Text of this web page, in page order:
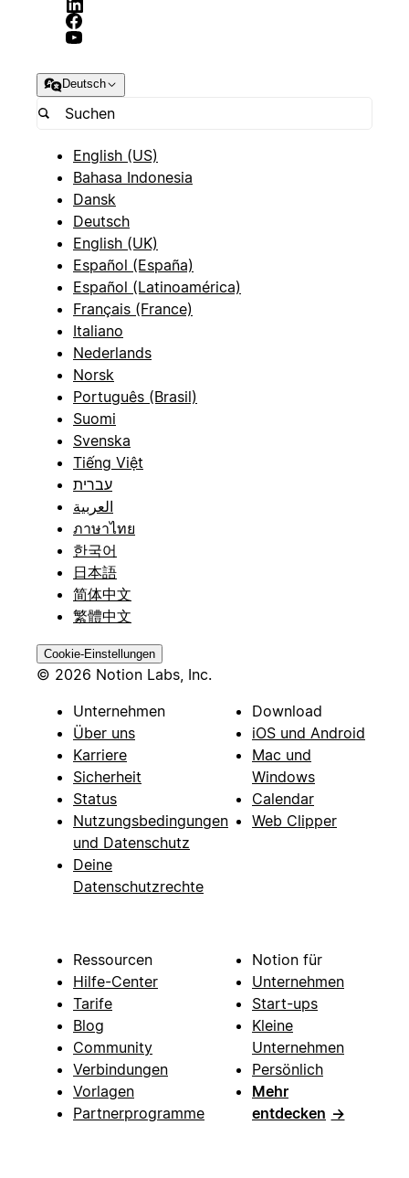
Deutsch
English (US)
Bahasa Indonesia
Dansk
Deutsch
English (UK)
Español (España)
Español (Latinoamérica)
Français (France)
Italiano
Nederlands
Norsk
Português (Brasil)
Suomi
Svenska
Tiếng Việt
עברית
العربية
ภาษาไทย
한국어
日本語
简体中文
繁體中文
Cookie-Einstellungen
© 2026 Notion Labs, Inc.
Unternehmen
Über uns
Karriere
Sicherheit
Status
Nutzungsbedingungen
und Datenschutz
Deine
Datenschutzrechte
Download
iOS und Android
Mac und
Windows
Calendar
Web Clipper
Ressourcen
Hilfe-Center
Tarife
Blog
Community
Verbindungen
Vorlagen
Partnerprogramme
Notion für
Unternehmen
Start-ups
Kleine
Unternehmen
Persönlich
Mehr
entdecken →